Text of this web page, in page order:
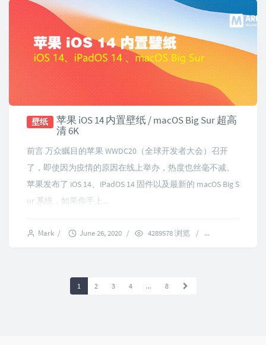
壁纸
苹果 iOS 14 内置壁纸 / macOS Big Sur 超高
清 6K
前言 万众瞩目的苹果 WWDC20（全球开发者大会）召开
了，即使因为疫情的原因在线上举办，热度也丝毫不减。
苹果发布了 iOS 14、iPadOS 14 固件以及最新的 macOS Big S
ur 系统，如果你手上...
Mark / June 26, 2020 / 4289578 浏览 /
1 2 3 4 ... 8